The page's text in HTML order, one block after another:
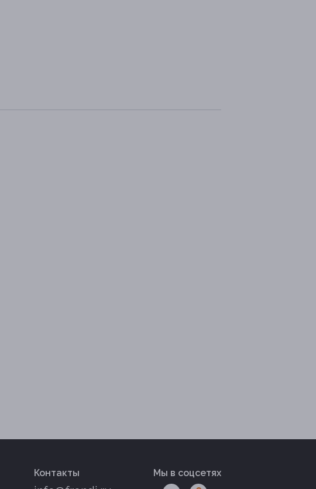
Контакты Мы в соцсетях